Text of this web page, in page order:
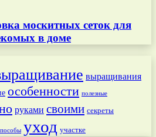
москитных сеток для
в доме
выращивания
особенности полезные
руками своими секреты
уход участке